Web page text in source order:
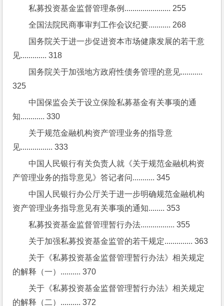
私募投资基金监督管理条例....................... 255
全国法院民商事审判工作会议纪要........... 268
国务院关于进一步促进资本市场健康发展的若干意
见............. 318
国务院关于加强地方政府性债务管理的意见...........
325
中国保监会关于设立保险私募基金有关事项的通
知............ 330
关于规范金融机构资产管理业务的指导意
见................ 333
中国人民银行有关负责人就《关于规范金融机构资
产管理业务的指导意见》答记者问........... 345
中国人民银行办公厅关于进一步明确规范金融机构
资产管理业务指导意见有关事项的通知........ 353
私募投资基金监督管理暂行办法................. 355
关于加强私募投资基金监管的若干规定.............. 363
关于《私募投资基金监督管理暂行办法》相关规定
的解释（一）.......... 370
关于《私募投资基金监督管理暂行办法》相关规定
的解释（二）.......... 372